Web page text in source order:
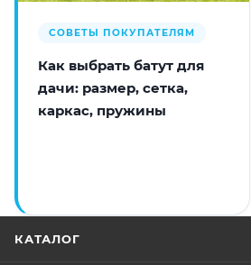
СОВЕТЫ ПОКУПАТЕЛЯМ
Как выбрать батут для
дачи: размер, сетка,
каркас, пружины
КАТАЛОГ